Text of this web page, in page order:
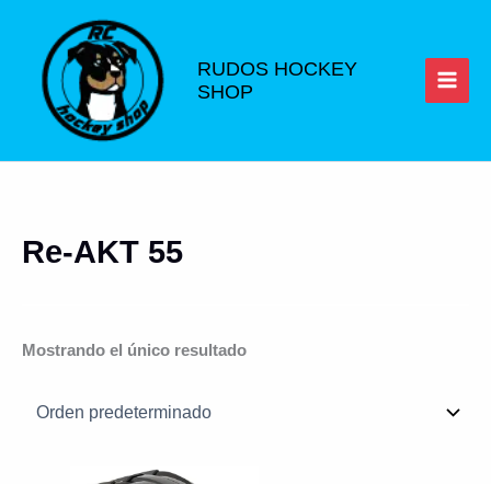
contenido
RUDOS HOCKEY
SHOP
Re-AKT 55
Mostrando el único resultado